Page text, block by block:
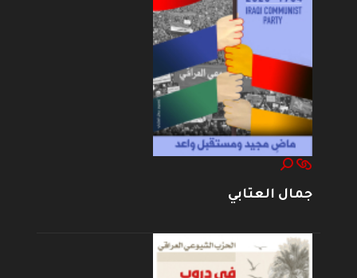
جمال العتابي